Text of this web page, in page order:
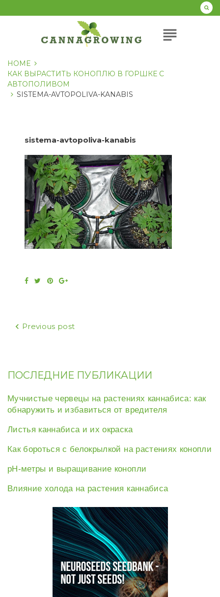
к
subject
HOME
КАК ВЫРАСТИТЬ КОНОПЛЮ В ГОРШКЕ С
АВТОПОЛИВОМ
SISTEMA-AVTOPOLIVA-KANABIS
sistema-avtopoliva-kanabis
Facebook
TwitterPinterestGoogle+
Навигация
Previous post
ПОСЛЕДНИЕ ПУБЛИКАЦИИ
Мучнистые червецы на растениях каннабиса: как
обнаружить и избавиться от вредителя
Листья каннабиса и их окраска
Как бороться с белокрылкой на растениях конопли
рН-метры и выращивание конопли
Влияние холода на растения каннабиса